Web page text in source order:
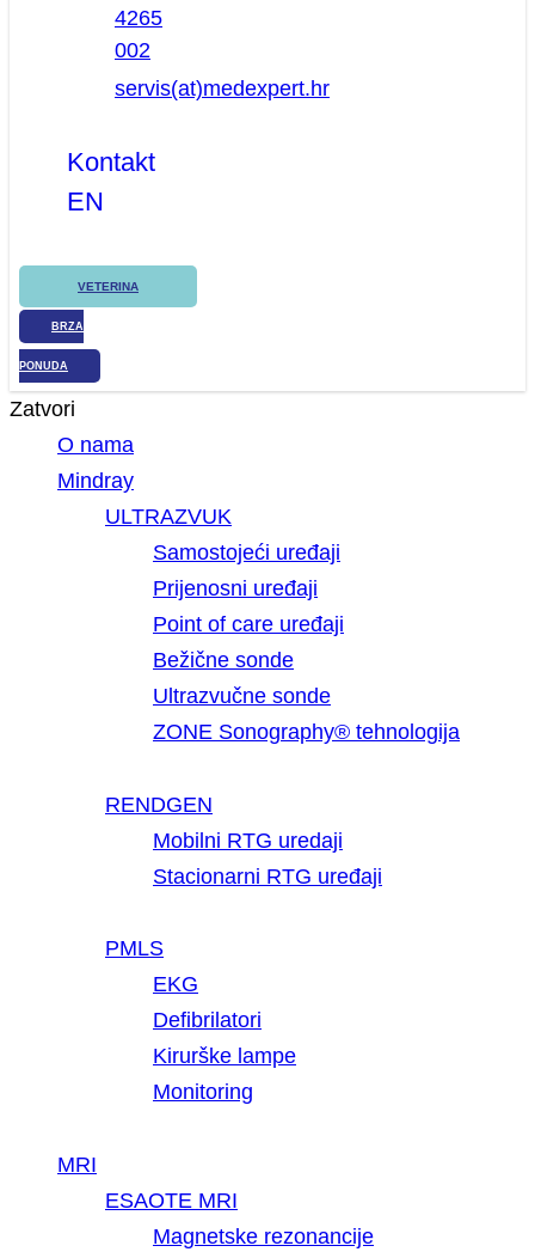
4265
002
servis(at)medexpert.hr
Kontakt
EN
VETERINA
BRZA
PONUDA
Zatvori
O nama
Mindray
ULTRAZVUK
Samostojeći uređaji
Prijenosni uređaji
Point of care uređaji
Bežične sonde
Ultrazvučne sonde
ZONE Sonography® tehnologija
RENDGEN
Mobilni RTG uredaji
Stacionarni RTG uređaji
PMLS
EKG
Defibrilatori
Kirurške lampe
Monitoring
MRI
ESAOTE MRI
Magnetske rezonancije